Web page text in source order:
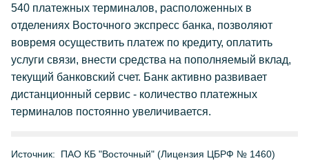
540 платежных терминалов, расположенных в
отделениях Восточного экспресс банка, позволяют
вовремя осуществить платеж по кредиту, оплатить
услуги связи, внести средства на пополняемый вклад,
текущий банковский счет. Банк активно развивает
дистанционный сервис - количество платежных
терминалов постоянно увеличивается.
Источник: ПАО КБ "Восточный" (Лицензия ЦБРФ № 1460)